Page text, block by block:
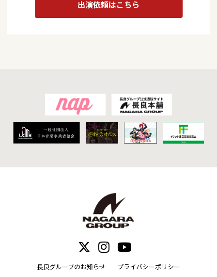
出演依頼はこちら
長良グループのお知らせ プライバシーポリシー